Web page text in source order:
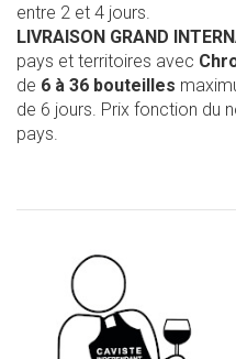
entre 2 et 4 jours.
LIVRAISON GRAND
pays et territoires avec
de 6 à 36 bouteilles
de 6 jours. Prix fonction du
pays.